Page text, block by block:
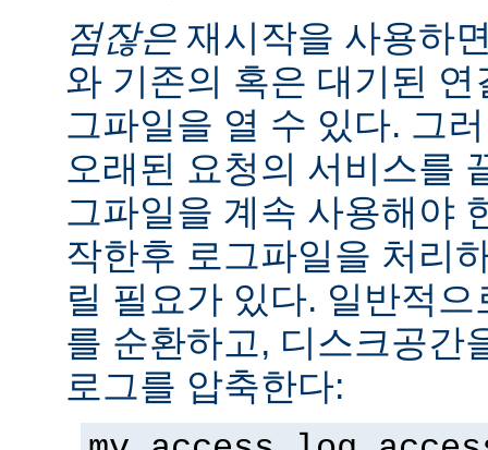
점잖은 재시작을 사용하
와 기존의 혹은 대기된
그파일을 열 수 있다. 그
오래된 요청의 서비스를
그파일을 계속 사용해야
작한후 로그파일을 처리
릴 필요가 있다. 일반적
를 순환하고, 디스크공간
로그를 압축한다: